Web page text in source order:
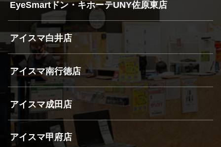
EyeSmartドン・キホーテUNY佐原東店
アイスマ白井店
アイスマ南行徳店
アイスマ成田店
アイスマ甲府店